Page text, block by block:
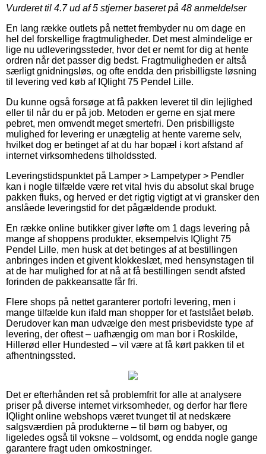
Vurderet til 4.7ud af 5 stjerner baseret på 48 anmeldelser
En lang række outlets på nettet frembyder nu om dage en
hel del forskellige fragtmuligheder. Det mest almindelige er
lige nu udleveringssteder, hvor det er nemt for dig at hente
ordren når det passer dig bedst. Fragtmuligheden er altså
særligt gnidningsløs, og ofte endda den prisbilligste løsning
til levering ved køb af IQlight 75 Pendel Lille.
Du kunne også forsøge at få pakken leveret til din lejlighed
eller til når du er på job. Metoden er gerne en sjat mere
pebret, men omvendt meget smertefri. Den prisbilligste
mulighed for levering er unægtelig at hente varerne selv,
hvilket dog er betinget af at du har bopæl i kort afstand af
internet virksomhedens tilholdssted.
Leveringstidspunktet på Lamper > Lampetyper > Pendler
kan i nogle tilfælde være ret vital hvis du absolut skal bruge
pakken fluks, og herved er det rigtig vigtigt at vi gransker den
anslåede leveringstid for det pågældende produkt.
En række online butikker giver løfte om 1 dags levering på
mange af shoppens produkter, eksempelvis IQlight 75
Pendel Lille, men husk at det betinges af at bestillingen
anbringes inden et givent klokkeslæt, med hensynstagen til
at de har mulighed for at nå at få bestillingen sendt afsted
forinden de pakkeansatte får fri.
Flere shops på nettet garanterer portofri levering, men i
mange tilfælde kun ifald man shopper for et fastslået beløb.
Derudover kan man udvælge den mest prisbevidste type af
levering, der oftest – uafhængig om man bor i Roskilde,
Hillerød eller Hundested – vil være at få kørt pakken til et
afhentningssted.
Det er efterhånden ret så problemfrit for alle at analysere
priser på diverse internet virksomheder, og derfor har flere
IQlight online webshops været tvunget til at nedskære
salgsværdien på produkterne – til børn og babyer, og
ligeledes også til voksne – voldsomt, og endda nogle gange
garantere fragt uden omkostninger.